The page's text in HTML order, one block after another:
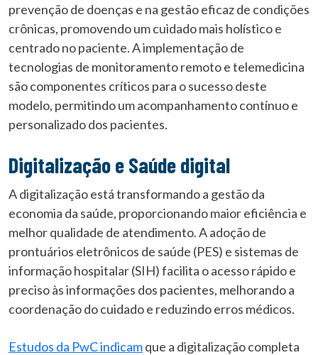
prevenção de doenças e na gestão eficaz de condições
crônicas, promovendo um cuidado mais holístico e
centrado no paciente. A implementação de
tecnologias de monitoramento remoto e telemedicina
são componentes críticos para o sucesso deste
modelo, permitindo um acompanhamento contínuo e
personalizado dos pacientes.
Digitalização e Saúde digital
A digitalização está transformando a gestão da
economia da saúde, proporcionando maior eficiência e
melhor qualidade de atendimento. A adoção de
prontuários eletrônicos de saúde (PES) e sistemas de
informação hospitalar (SIH) facilita o acesso rápido e
preciso às informações dos pacientes, melhorando a
coordenação do cuidado e reduzindo erros médicos.
Estudos da PwC indicamque a digitalização completa